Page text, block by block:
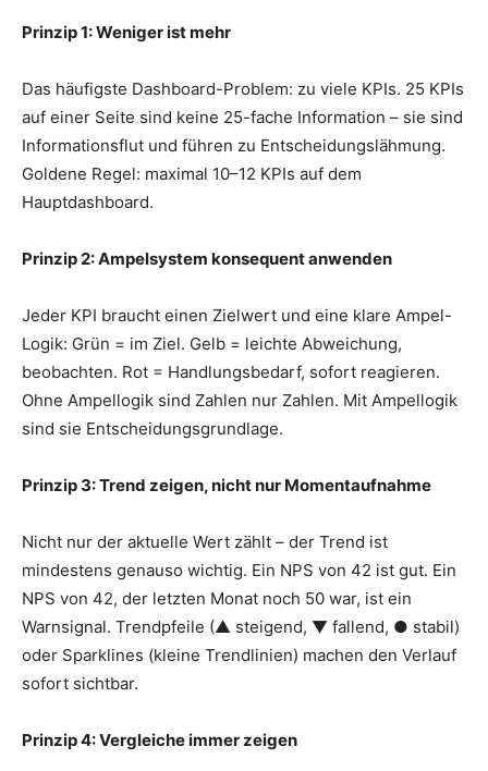
Prinzip 1: Weniger ist mehr
Das häufigste Dashboard-Problem: zu viele KPIs. 25 KPIs
auf einer Seite sind keine 25-fache Information – sie sind
Informationsflut und führen zu Entscheidungslähmung.
Goldene Regel: maximal 10–12 KPIs auf dem
Hauptdashboard.
Prinzip 2: Ampelsystem konsequent anwenden
Jeder KPI braucht einen Zielwert und eine klare Ampel-
Logik: Grün = im Ziel. Gelb = leichte Abweichung,
beobachten. Rot = Handlungsbedarf, sofort reagieren.
Ohne Ampellogik sind Zahlen nur Zahlen. Mit Ampellogik
sind sie Entscheidungsgrundlage.
Prinzip 3: Trend zeigen, nicht nur Momentaufnahme
Nicht nur der aktuelle Wert zählt – der Trend ist
mindestens genauso wichtig. Ein NPS von 42 ist gut. Ein
NPS von 42, der letzten Monat noch 50 war, ist ein
Warnsignal. Trendpfeile (▲ steigend, ▼ fallend, ● stabil)
oder Sparklines (kleine Trendlinien) machen den Verlauf
sofort sichtbar.
Prinzip 4: Vergleiche immer zeigen